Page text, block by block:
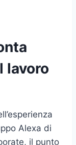
lavoro
Alexa di
il punto